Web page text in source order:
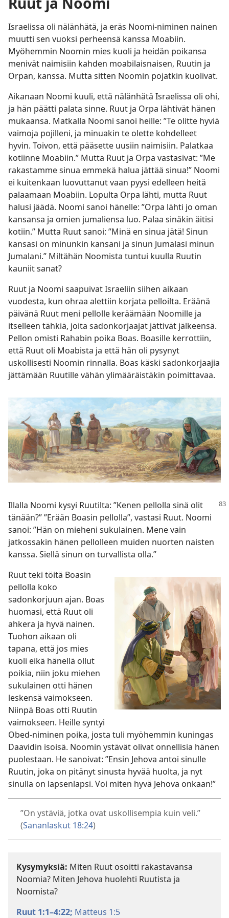
Israelissa oli nälänhätä, ja eräs Noomi-niminen nainen
muutti sen vuoksi perheensä kanssa Moabiin.
Myöhemmin Noomin mies kuoli ja heidän poikansa
menivät naimisiin kahden moabilaisnaisen, Ruutin ja
Orpan, kanssa. Mutta sitten Noomin pojatkin kuolivat.
Aikanaan Noomi kuuli, että nälänhätä Israelissa oli ohi,
ja hän päätti palata sinne. Ruut ja Orpa lähtivät hänen
mukaansa. Matkalla Noomi sanoi heille: ”Te olitte hyviä
vaimoja pojilleni, ja minuakin te olette kohdelleet
hyvin. Toivon, että pääsette uusiin naimisiin. Palatkaa
kotiinne Moabiin.” Mutta Ruut ja Orpa vastasivat: ”Me
rakastamme sinua emmekä halua jättää sinua!” Noomi
ei kuitenkaan luovuttanut vaan pyysi edelleen heitä
palaamaan Moabiin. Lopulta Orpa lähti, mutta Ruut
halusi jäädä. Noomi sanoi hänelle: ”Orpa lähti jo oman
kansansa ja omien jumaliensa luo. Palaa sinäkin äitisi
kotiin.” Mutta Ruut sanoi: ”Minä en sinua jätä! Sinun
kansasi on minunkin kansani ja sinun Jumalasi minun
Jumalani.” Miltähän Noomista tuntui kuulla Ruutin
kauniit sanat?
Ruut ja Noomi saapuivat Israeliin siihen aikaan
vuodesta, kun ohraa alettiin korjata pelloilta. Eräänä
päivänä Ruut meni pellolle keräämään Noomille ja
itselleen tähkiä, joita sadonkorjaajat jättivät jälkeensä.
Pellon omisti Rahabin poika Boas. Boasille kerrottiin,
että Ruut oli Moabista ja että hän oli pysynyt
uskollisesti Noomin rinnalla. Boas käski sadonkorjaajia
jättämään Ruutille vähän ylimääräistäkin poimittavaa.
Illalla Noomi kysyi Ruutilta: ”Kenen pellolla sinä olit
tänään?” ”Erään Boasin pellolla”, vastasi Ruut. Noomi
sanoi: ”Hän on mieheni sukulainen. Mene vain
jatkossakin hänen pellolleen muiden nuorten naisten
kanssa. Siellä sinun on turvallista olla.”
Ruut teki töitä Boasin
pellolla koko
sadonkorjuun ajan. Boas
huomasi, että Ruut oli
ahkera ja hyvä nainen.
Tuohon aikaan oli
tapana, että jos mies
kuoli eikä hänellä ollut
poikia, niin joku miehen
sukulainen otti hänen
leskensä vaimokseen.
Niinpä Boas otti Ruutin
vaimokseen. Heille syntyi
Obed-niminen poika, josta tuli myöhemmin kuningas
Daavidin isoisä. Noomin ystävät olivat onnellisia hänen
puolestaan. He sanoivat: ”Ensin Jehova antoi sinulle
Ruutin, joka on pitänyt sinusta hyvää huolta, ja nyt
sinulla on lapsenlapsi. Voi miten hyvä Jehova onkaan!”
”On ystäviä, jotka ovat uskollisempia kuin veli.”
(Sananlaskut 18:24)
Kysymyksiä: Miten Ruut osoitti rakastavansa
Noomia? Miten Jehova huolehti Ruutista ja
Noomista?
Ruut 1:1–4:22; Matteus 1:5